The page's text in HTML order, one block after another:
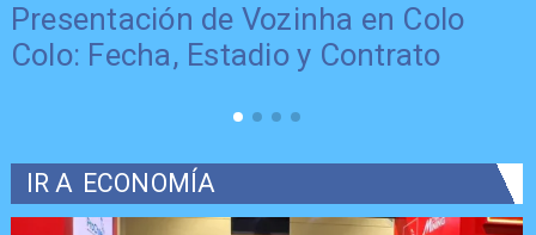
Presentación de Vozinha en Colo
Colo: Fecha, Estadio y Contrato
IR A ECONOMÍA